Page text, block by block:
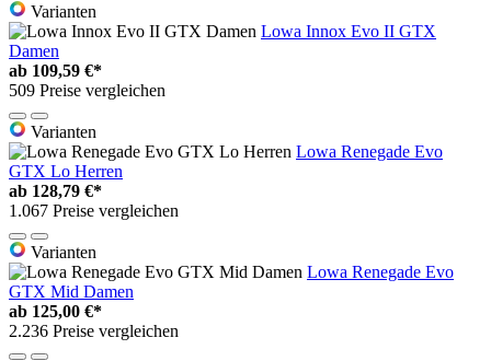
Varianten
Lowa Innox Evo II GTX
Damen
ab 109,59 €*
509 Preise vergleichen
Varianten
Lowa Renegade Evo
GTX Lo Herren
ab 128,79 €*
1.067 Preise vergleichen
Varianten
Lowa Renegade Evo
GTX Mid Damen
ab 125,00 €*
2.236 Preise vergleichen